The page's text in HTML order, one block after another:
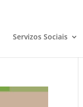
Servizos Sociais